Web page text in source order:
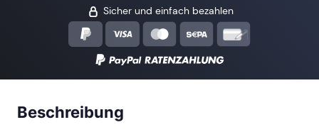
Sicher und einfach bezahlen
Beschreibung